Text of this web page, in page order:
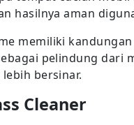
hasilnya aman
memiliki
pelindung dari
bersinar.
Cleaner